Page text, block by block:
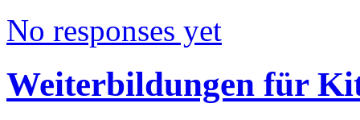
No responses yet
Weiterbildungen für